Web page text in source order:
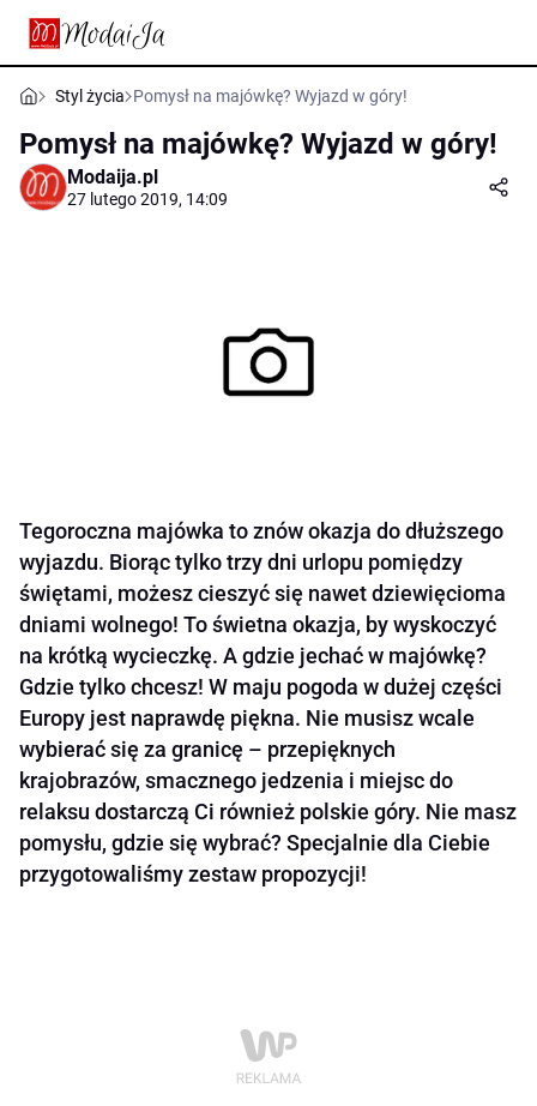
Styl życia Pomysł na majówkę? Wyjazd w góry!
Pomysł na majówkę? Wyjazd w góry!
Modaija.pl
27 lutego 2019, 14:09
Tegoroczna majówka to znów okazja do dłuższego
wyjazdu. Biorąc tylko trzy dni urlopu pomiędzy
świętami, możesz cieszyć się nawet dziewięcioma
dniami wolnego! To świetna okazja, by wyskoczyć
na krótką wycieczkę. A gdzie jechać w majówkę?
Gdzie tylko chcesz! W maju pogoda w dużej części
Europy jest naprawdę piękna. Nie musisz wcale
wybierać się za granicę – przepięknych
krajobrazów, smacznego jedzenia i miejsc do
relaksu dostarczą Ci również polskie góry. Nie masz
pomysłu, gdzie się wybrać? Specjalnie dla Ciebie
przygotowaliśmy zestaw propozycji!